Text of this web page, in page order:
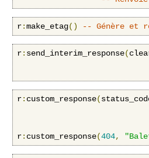
r:make_etag() -- Génère et
r: send_interim_response(
r: custom_response(
r: custom_response(404,